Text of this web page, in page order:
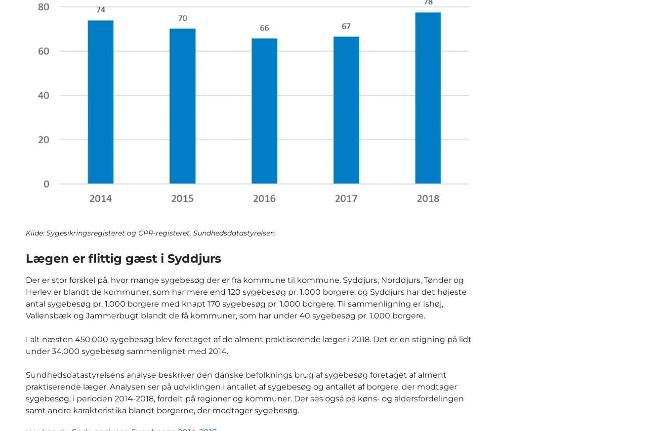
Kilde: Sygesikringsregisteret og CPR-registeret, Sundhedsdatastyrelsen.
Lægen er flittig gæst i Syddjurs
Der er stor forskel på, hvor mange sygebesøg der er fra kommune til kommune. Syddjurs, Norddjurs, Tønder og
Herlev er blandt de kommuner, som har mere end 120 sygebesøg pr. 1.000 borgere, og Syddjurs har det højeste
antal sygebesøg pr. 1.000 borgere med knapt 170 sygebesøg pr. 1.000 borgere. Til sammenligning er Ishøj,
Vallensbæk og Jammerbugt blandt de få kommuner, som har under 40 sygebesøg pr. 1.000 borgere.
I alt næsten 450.000 sygebesøg blev foretaget af de alment praktiserende læger i 2018. Det er en stigning på lidt
under 34.000 sygebesøg sammenlignet med 2014.
Sundhedsdatastyrelsens analyse beskriver den danske befolknings brug af sygebesøg foretaget af alment
praktiserende læger. Analysen ser på udviklingen i antallet af sygebesøg og antallet af borgere, der modtager
sygebesøg, i perioden 2014-2018, fordelt på regioner og kommuner. Der ses også på køns- og aldersfordelingen
samt andre karakteristika blandt borgerne, der modtager sygebesøg.